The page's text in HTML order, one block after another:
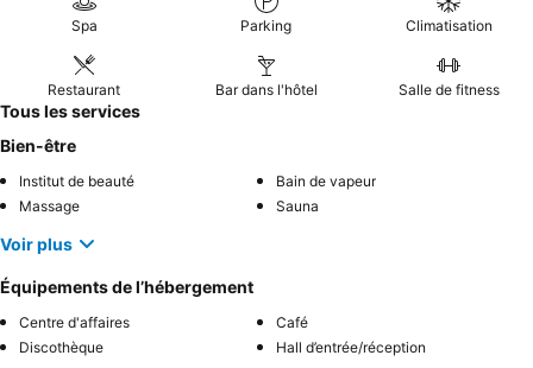
Spa Parking Climatisation
Restaurant Bar dans l'hôtel Salle de fitness
Tous les services
Bien-être
Institut de beauté
Bain de vapeur
Massage
Sauna
Voir plus
Équipements de l’hébergement
Centre d'affaires
Café
Discothèque
Hall d’entrée/réception